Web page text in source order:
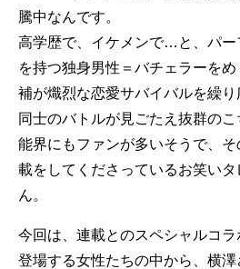
騰中なんです。
高学歴で、イケメンで…と、パー
を持つ独身男性＝バチェラーを
補が熾烈な恋愛サバイバルを繰
同士のバトルが見ごたえ抜群の
能界にもファンが多いそうで、
載をしてくださっているお笑い
ん。
今回は、連載とのスペシャルコ
登場する女性たちの中から、横